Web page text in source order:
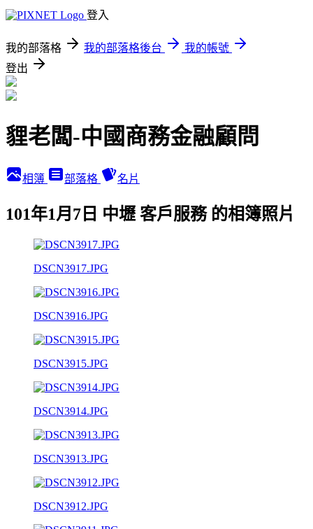
登入
我的部落格 我的部落格後台
我的帳號
登出
貍老闆-中國商務金融顧問
相簿 部落格 名片
101年1月7日 中壢 客戶服務 的相簿照片
DSCN3917.JPG
DSCN3916.JPG
DSCN3915.JPG
DSCN3914.JPG
DSCN3913.JPG
DSCN3912.JPG